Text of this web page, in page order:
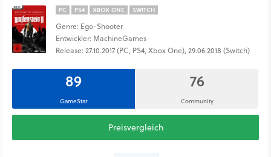
PC PS4 XBOX ONE SWITCH
Genre: Ego-Shooter
Entwickler: MachineGames
Release: 27.10.2017 (PC, PS4, Xbox One), 29.06.2018 (Switch)
89
GameStar
76
Community
Preisvergleich